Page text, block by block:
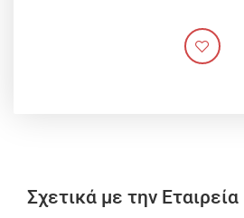
Σχετικά με την Εταιρεία